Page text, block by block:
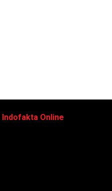
Indofakta Online